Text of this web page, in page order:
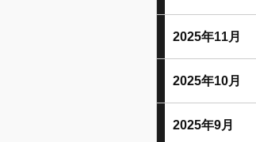
2025年11月
2025年10月
2025年9月